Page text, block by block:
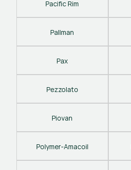
Pacific Rim
Pallman
Pax
Pezzolato
Piovan
Polymer-Amacoil